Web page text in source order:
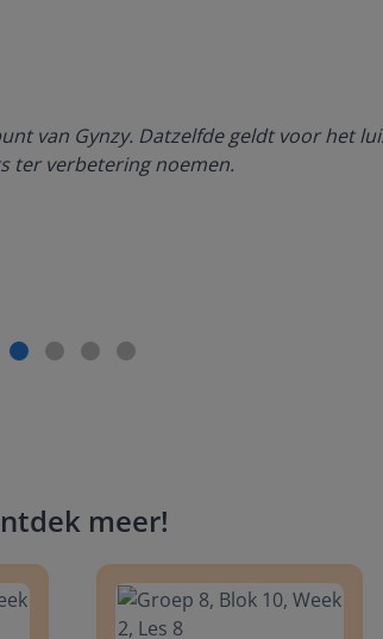
van Gynzy. Datzelfde geldt voor het
ter verbetering noemen.
meer!